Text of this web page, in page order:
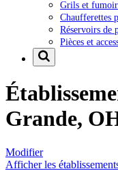
Grils et
Chaufferettes
Réservoirs de
Pièces et
Grande,
Modifier
Afficher les